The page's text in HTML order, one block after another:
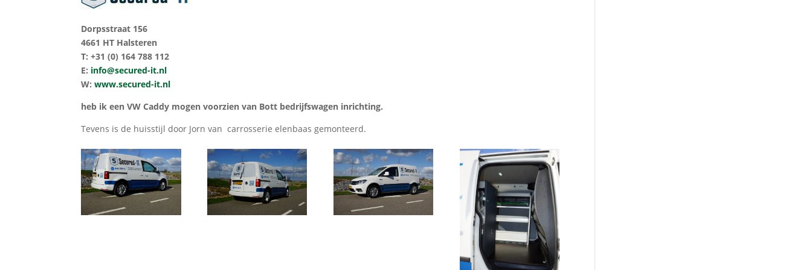
Dorpsstraat 156
4661 HT Halsteren
T: +31 (0) 164 788 112
E: info@secured-it.nl
W:www.secured-it.nl
heb ik een VW Caddy mogen voorzien van Bott bedrijfswagen inrichting.
Tevens is de huisstijl door Jorn van carrosserie elenbaas gemonteerd.